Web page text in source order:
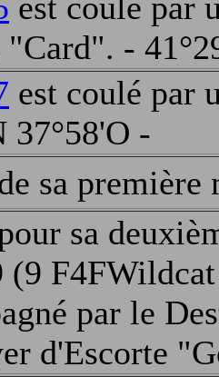
-
est coulé par
37°58'O -
sa première
sa
(9
par le
d'Escorte